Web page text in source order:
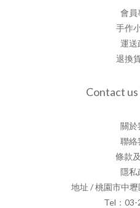
會員
手作
運送
退換
Contact
關於
聯絡
條款
隱私
地址 / 桃園市中
Tel：03-